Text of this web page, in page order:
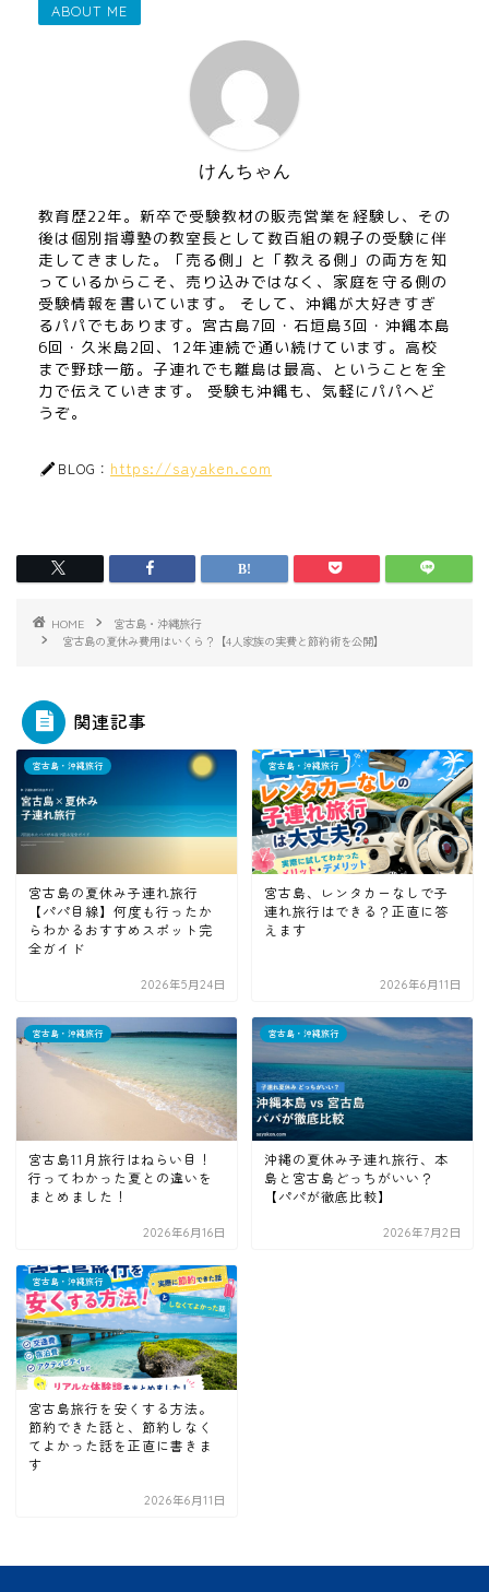
ABOUT ME
けんちゃん
教育歴22年。新卒で受験教材の販売営業を経験し、その
後は個別指導塾の教室長として数百組の親子の受験に伴
走してきました。「売る側」と「教える側」の両方を知
っているからこそ、売り込みではなく、家庭を守る側の
受験情報を書いています。 そして、沖縄が大好きすぎ
るパパでもあります。宮古島7回・石垣島3回・沖縄本島
6回・久米島2回、12年連続で通い続けています。高校
まで野球一筋。子連れでも離島は最高、ということを全
力で伝えていきます。 受験も沖縄も、気軽にパパへど
うぞ。
BLOG： https://sayaken.com
HOME
宮古島・沖縄旅行
宮古島の夏休み費用はいくら？【4人家族の実費と節約術を公開】
関連記事
宮古島・沖縄旅行
宮古島の夏休み子連れ旅行
【パパ目線】何度も行ったか
らわかるおすすめスポット完
全ガイド
2026年5月24日
宮古島・沖縄旅行
宮古島、レンタカーなしで子
連れ旅行はできる？正直に答
えます
2026年6月11日
宮古島・沖縄旅行
宮古島11月旅行はねらい目！
行ってわかった夏との違いを
まとめました！
2026年6月16日
宮古島・沖縄旅行
沖縄の夏休み子連れ旅行、本
島と宮古島どっちがいい？
【パパが徹底比較】
2026年7月2日
宮古島・沖縄旅行
宮古島旅行を安くする方法。
節約できた話と、節約しなく
てよかった話を正直に書きま
す
2026年6月11日